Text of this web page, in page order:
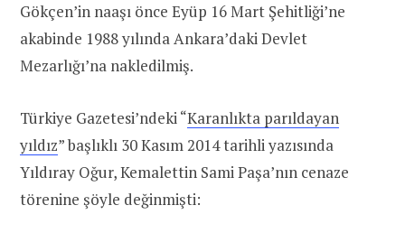
Gökçen’in naaşı önce Eyüp 16 Mart Şehitliği’ne
akabinde 1988 yılında Ankara’daki Devlet
Mezarlığı’na nakledilmiş.
Türkiye Gazetesi’ndeki “Karanlıkta parıldayan
yıldız” başlıklı 30 Kasım 2014 tarihli yazısında
Yıldıray Oğur, Kemalettin Sami Paşa’nın cenaze
törenine şöyle değinmişti: